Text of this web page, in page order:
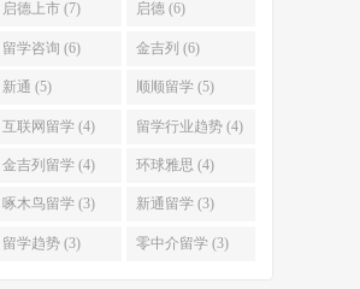
启德上市 (7) 启德 (6)
留学咨询 (6) 金吉列 (6)
新通 (5) 顺顺留学 (5)
互联网留学 (4) 留学行业趋势 (4)
金吉列留学 (4) 环球雅思 (4)
啄木鸟留学 (3) 新通留学 (3)
留学趋势 (3) 零中介留学 (3)